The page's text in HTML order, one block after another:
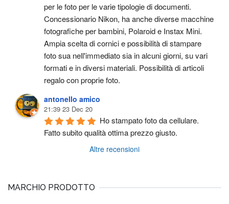
per le foto per le varie tipologie di documenti.
Concessionario Nikon, ha anche diverse macchine
fotografiche per bambini, Polaroid e Instax Mini.
Ampia scelta di cornici e possibilità di stampare
foto sua nell'immediato sia in alcuni giorni, su vari
formati e in diversi materiali. Possibilità di articoli
regalo con proprie foto.
antonello amico
21:39 23 Dec 20
Ho stampato foto da cellulare.
Fatto subito qualità ottima prezzo giusto.
Altre recensioni
MARCHIO PRODOTTO